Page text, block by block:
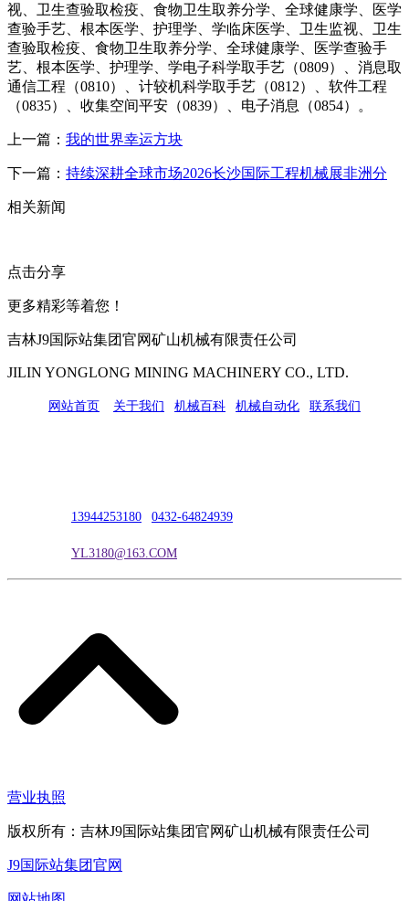
视、卫生查验取检疫、食物卫生取养分学、全球健康学、医学
查验手艺、根本医学、护理学、学临床医学、卫生监视、卫生
查验取检疫、食物卫生取养分学、全球健康学、医学查验手
艺、根本医学、护理学、学电子科学取手艺（0809）、消息取
通信工程（0810）、计较机科学取手艺（0812）、软件工程
（0835）、收集空间平安（0839）、电子消息（0854）。
上一篇： 我的世界幸运方块
下一篇： 持续深耕全球市场2026长沙国际工程机械展非洲分
相关新闻
点击分享
更多精彩等着您！
吉林J9国际站集团官网矿山机械有限责任公司
JILIN YONGLONG MINING MACHINERY CO., LTD.
网站首页 关于我们 机械百科 机械自动化 联系我们
13944253180 0432-64824939
YL3180@163.COM
营业执照
版权所有：吉林J9国际站集团官网矿山机械有限责任公司
J9国际站集团官网